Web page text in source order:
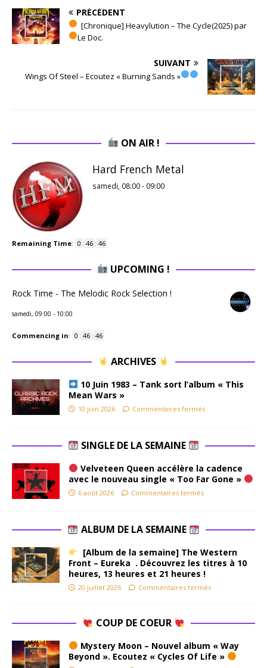
PRÉCÉDENT
[Chronique] Heavylution – The Cycle(2025) par
Le Doc.
SUIVANT
Wings Of Steel – Ecoutez « Burning Sands »
ON AIR !
Hard French Metal
samedi, 08:00- 09:00
Remaining Time: 0 : 46 : 46
UPCOMING !
Rock Time - The Melodic Rock Selection !
samedi, 09:00 - 10:00
Commencing in: 0 : 46 : 46
ARCHIVES
10 Juin 1983 – Tank sort l’album « This
Mean Wars »
10 juin 2026 Commentaires fermés
SINGLE DE LA SEMAINE
Velveteen Queen accélère la cadence
avec le nouveau single « Too Far Gone »
6 août 2026 Commentaires fermés
ALBUM DE LA SEMAINE
[Album de la semaine] The Western
Front – Eureka . Découvrez les titres à 10
heures, 13 heures et 21 heures !
20 juillet 2026 Commentaires fermés
COUP DE COEUR
Mystery Moon – Nouvel album « Way
Beyond ». Ecoutez « Cycles Of Life »